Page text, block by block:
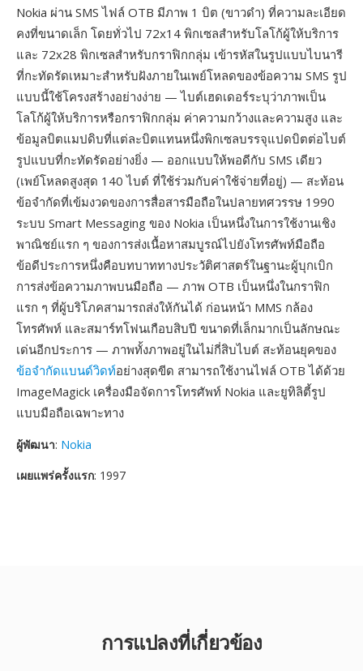
Nokia ผ่าน SMS ไฟล์ OTB มีภาพ 1 บิต (ขาวดำ) ที่ความละเอียด
คงที่ขนาดเล็ก โดยทั่วไป 72x14 พิกเซลสำหรับโลโก้ผู้ให้บริการ
และ 72x28 พิกเซลสำหรับกราฟิกกลุ่ม เข้ารหัสในรูปแบบไบนารี
ที่กะทัดรัดเหมาะสำหรับฝังภายในเพย์โหลดของข้อความ SMS รูป
แบบนี้ใช้โครงสร้างอย่างง่าย — ไบต์เฮดเดอร์ระบุว่าภาพเป็น
โลโก้ผู้ให้บริการหรือกราฟิกกลุ่ม ค่าความกว้างและความสูง และ
ข้อมูลบิตแมปดิบที่แต่ละบิตแทนหนึ่งพิกเซลบรรจุแปดบิตต่อไบต์
รูปแบบที่กะทัดรัดอย่างยิ่ง — ออกแบบให้พอดีกับ SMS เดียว
(เพย์โหลดสูงสุด 140 ไบต์ ที่ใช้ร่วมกับค่าใช้จ่ายที่อยู่) — สะท้อน
ข้อจำกัดที่เข้มงวดของการสื่อสารมือถือในปลายทศวรรษ 1990
ระบบ Smart Messaging ของ Nokia เป็นหนึ่งในการใช้งานเชิง
พาณิชย์แรก ๆ ของการส่งเนื้อหาสมบูรณ์ไปยังโทรศัพท์มือถือ
ข้อดีประการหนึ่งคือบทบาททางประวัติศาสตร์ในฐานะผู้บุกเบิก
การส่งข้อความภาพบนมือถือ — ภาพ OTB เป็นหนึ่งในกราฟิก
แรก ๆ ที่ผู้บริโภคสามารถส่งให้กันได้ ก่อนหน้า MMS กล้อง
โทรศัพท์ และสมาร์ทโฟนเกือบสิบปี ขนาดที่เล็กมากเป็นลักษณะ
เด่นอีกประการ — ภาพทั้งภาพอยู่ในไม่กี่สิบไบต์ สะท้อนยุคของ
ข้อจำกัดแบนด์วิดท์อย่างสุดขีด สามารถใช้งานไฟล์ OTB ได้ด้วย
ImageMagick เครื่องมือจัดการโทรศัพท์ Nokia และยูทิลิตี้รูป
แบบมือถือเฉพาะทาง
ผู้พัฒนา: Nokia
เผยแพร่ครั้งแรก: 1997
การแปลงที่เกี่ยวข้อง